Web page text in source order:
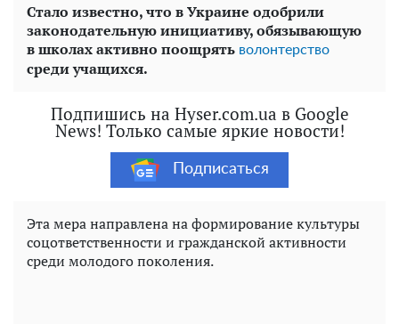
Стало известно, что в Украине одобрили
законодательную инициативу, обязывающую
в школах активно поощрять волонтерство
среди учащихся.
Подпишись на Hyser.com.ua в Google
News! Только самые яркие новости!
Подписаться
Эта мера направлена ​​на формирование культуры
соцответственности и гражданской активности
среди молодого поколения.